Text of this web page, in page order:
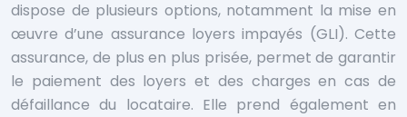
dispose de plusieurs options, notamment la mise en
œuvre d’une assurance loyers impayés (GLI). Cette
assurance, de plus en plus prisée, permet de garantir
le paiement des loyers et des charges en cas de
défaillance du locataire. Elle prend également en